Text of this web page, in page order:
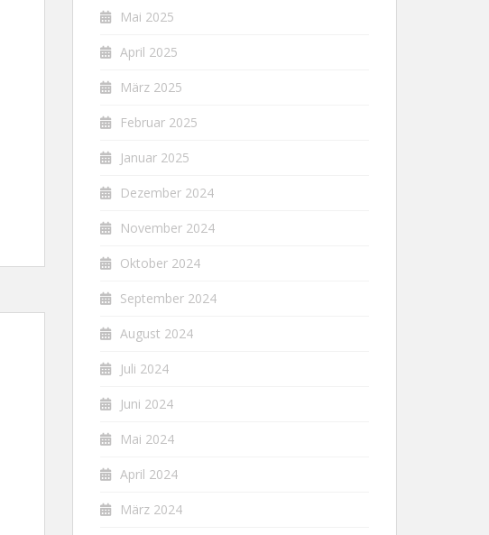
Mai 2025
April 2025
März 2025
Februar 2025
Januar 2025
Dezember 2024
November 2024
Oktober 2024
September 2024
August 2024
Juli 2024
Juni 2024
Mai 2024
April 2024
März 2024